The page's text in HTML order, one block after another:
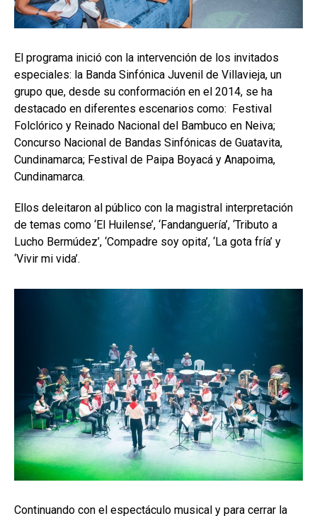
El programa inició con la intervención de los invitados
especiales: la Banda Sinfónica Juvenil de Villavieja, un
grupo que, desde su conformación en el 2014, se ha
destacado en diferentes escenarios como: Festival
Folclórico y Reinado Nacional del Bambuco en Neiva;
Concurso Nacional de Bandas Sinfónicas de Guatavita,
Cundinamarca; Festival de Paipa Boyacá y Anapoima,
Cundinamarca.
Ellos deleitaron al público con la magistral interpretación
de temas como ‘El Huilense’, ‘Fandanguería’, ‘Tributo a
Lucho Bermúdez’, ‘Compadre soy opita’, ‘La gota fría’ y
‘Vivir mi vida’.
Continuando con el espectáculo musical y para cerrar la